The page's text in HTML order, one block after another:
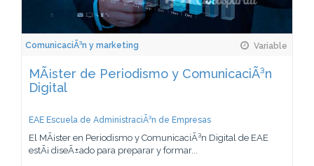
ComunicaciÃ³n y marketing Variable
MÃ¡ster de Periodismo y ComunicaciÃ³n
Digital
EAE Escuela de AdministraciÃ³n de Empresas
El MÃ¡ster en Periodismo y ComunicaciÃ³n Digital de EAE
estÃ¡ diseÃ±ado para preparar y formar...